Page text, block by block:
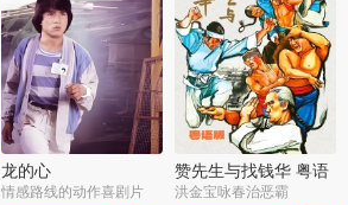
龙的心
情感路线的动作喜剧片
赞先生与找钱华 粤语
版
洪金宝咏春治恶霸